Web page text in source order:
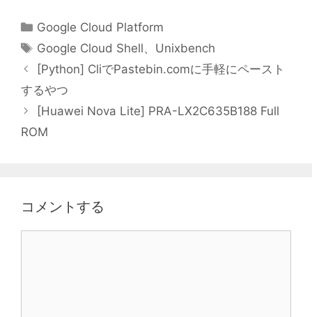
カ
テ
リ
ー
Google Cloud Platform
タ
グ
Google Cloud Shell、 Unixbench
[Python] CliでPastebin.comに手軽にペースト
するやつ
[Huawei Nova Lite] PRA-LX2C635B188 Full
ROM
コメントする